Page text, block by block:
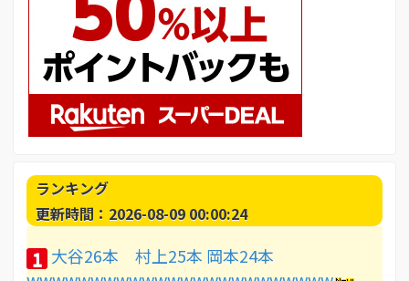
ランキング
更新時間：2026-08-09 00:00:24
1 大谷26本 村上25本 岡本24本